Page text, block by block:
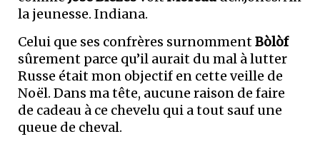
la jeunesse. Indiana.
Celui que ses confrères surnommentBòlòf
sûrement parce qu’il aurait du mal à lutter
Russe était mon objectif en cette veille de
Noël. Dans ma tête, aucune raison de faire
de cadeau à ce chevelu qui a tout sauf une
queue de cheval.